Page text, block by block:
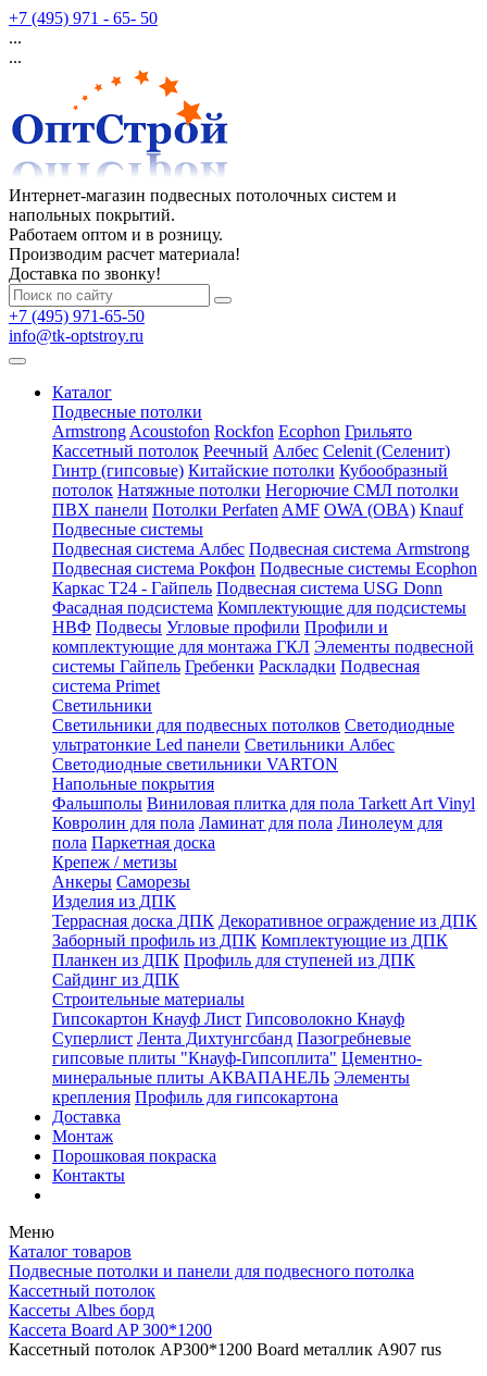
+7 (495) 971 - 65- 50
...
...
Интернет-магазин подвесных потолочных систем и
напольных покрытий.
Работаем оптом и в розницу.
Производим расчет материала!
Доставка по звонку!
+7 (495) 971-65-50
info@tk-optstroy.ru
Каталог
Подвесные потолки
Armstrong Acoustofon Rockfon Ecophon Грильято
Кассетный потолок Реечный Албес Celenit (Селенит)
Гинтр (гипсовые) Китайские потолки Кубообразный
потолок Натяжные потолки Негорючие СМЛ потолки
ПВХ панели Потолки Perfaten AMF OWA (ОВА) Knauf
Подвесные системы
Подвесная система Албес Подвесная система Armstrong
Подвесная система Рокфон Подвесные системы Ecophon
Каркас Т24 - Гайпель Подвесная система USG Donn
Фасадная подсистема Комплектующие для подсистемы
НВФ Подвесы Угловые профили Профили и
комплектующие для монтажа ГКЛ Элементы подвесной
системы Гайпель Гребенки Раскладки Подвесная
система Primet
Светильники
Светильники для подвесных потолков Светодиодные
ультратонкие Led панели Светильники Албес
Светодиодные светильники VARTON
Напольные покрытия
Фальшполы Виниловая плитка для пола Tarkett Art Vinyl
Ковролин для пола Ламинат для пола Линолеум для
пола Паркетная доска
Крепеж / метизы
Анкеры Саморезы
Изделия из ДПК
Террасная доска ДПК Декоративное ограждение из ДПК
Заборный профиль из ДПК Комплектующие из ДПК
Планкен из ДПК Профиль для ступеней из ДПК
Сайдинг из ДПК
Строительные материалы
Гипсокартон Кнауф Лист Гипсоволокно Кнауф
Суперлист Лента Дихтунгсбанд Пазогребневые
гипсовые плиты "Кнауф-Гипсоплита" Цементно-
минеральные плиты АКВАПАНЕЛЬ Элементы
крепления Профиль для гипсокартона
Доставка
Монтаж
Порошковая покраска
Контакты
Меню
Каталог товаров
Подвесные потолки и панели для подвесного потолка
Кассетный потолок
Кассеты Albes борд
Кассетa Board AP 300*1200
Кассетный потолок AP300*1200 Board металлик А907 rus